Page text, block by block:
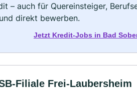
– auch für Quereinsteiger,
direkt bewerben.
Jetzt Kredit-Jobs in Bad
Filiale Frei-Laubersheim